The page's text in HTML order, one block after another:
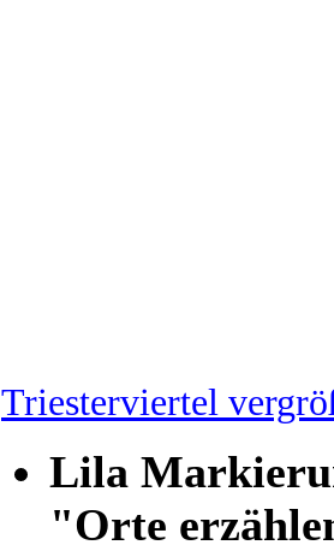
Triesterviertel
Lila
"Orte